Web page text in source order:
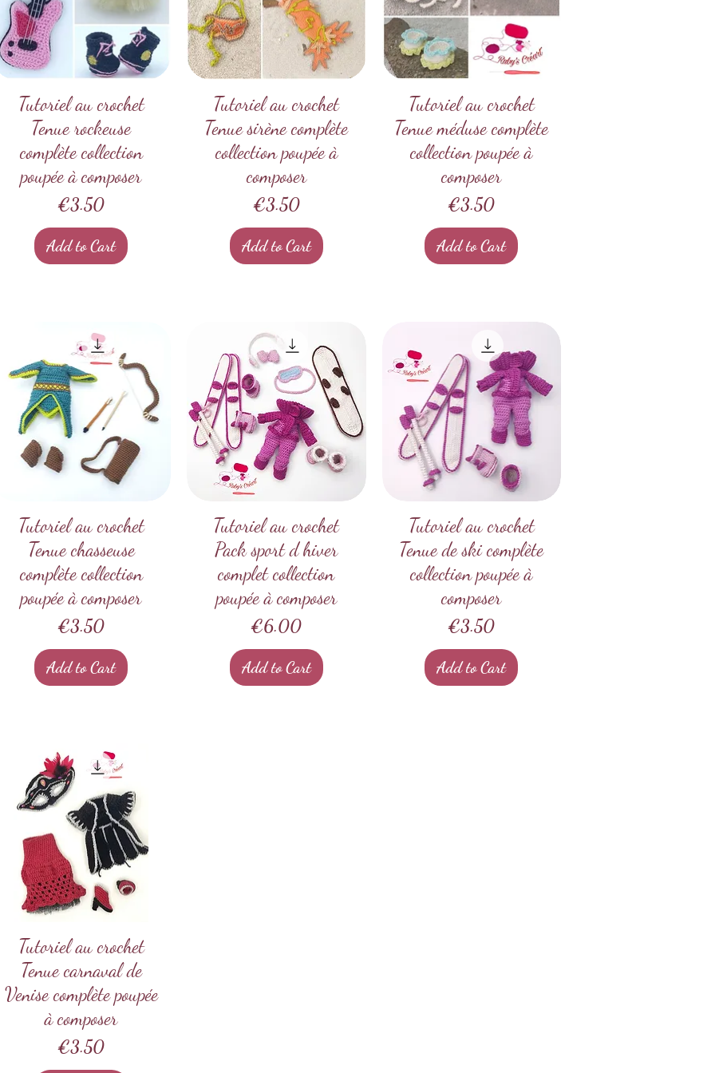
Quick View
Tutoriel au crochet
Tenue rockeuse
complète collection
poupée à composer
Price
€3.50
Add to Cart
Quick View
Tutoriel au crochet
Tenue sirène complète
collection poupée à
composer
Price
€3.50
Add to Cart
Quick View
Tutoriel au crochet
Tenue méduse complète
collection poupée à
composer
Price
€3.50
Add to Cart
Quick View
Tutoriel au crochet
Tenue chasseuse
complète collection
poupée à composer
Price
€3.50
Add to Cart
Quick View
Tutoriel au crochet
Pack sport d hiver
complet collection
poupée à composer
Price
€6.00
Add to Cart
Quick View
Tutoriel au crochet
Tenue de ski complète
collection poupée à
composer
Price
€3.50
Add to Cart
Quick View
Tutoriel au crochet
Tenue carnaval de
Venise complète poupée
à composer
Price
€3.50